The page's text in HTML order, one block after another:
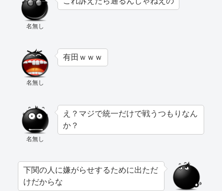
名無し
名無し
有田ｗｗｗ
名無し
え？マジで統一だけで戦うつもりなん
か？
下関の人に嫌がらせするために出ただ
けだからな